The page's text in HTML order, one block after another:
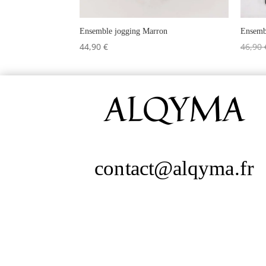
Ensemble jogging Marron
44,90€ 46,90
ALQYMA
contact@alqyma.fr